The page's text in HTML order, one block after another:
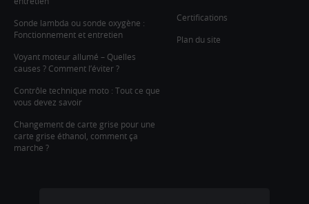
Sonde lambda ou sonde oxygène :
Fonctionnement et entretien
Voyant moteur allumé – Quelles
causes ? Comment l’éviter ?
Contrôle technique moto : Tout ce que
vous devez savoir
Changement de carte grise pour une
carte grise éthanol, comment ça
marche ?
Certifications
Plan du site